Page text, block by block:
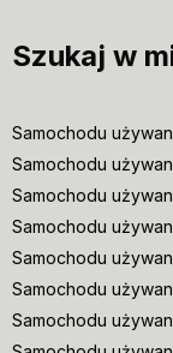
Szukaj w
Samochodu
Samochodu
Samochodu
Samochodu
Samochodu
Samochodu
Samochodu